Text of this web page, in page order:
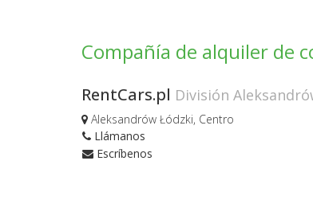
Compañía de alquiler de
RentCars.pl División
Aleksandrów Łódzki, Centro
Llámanos
Escríbenos